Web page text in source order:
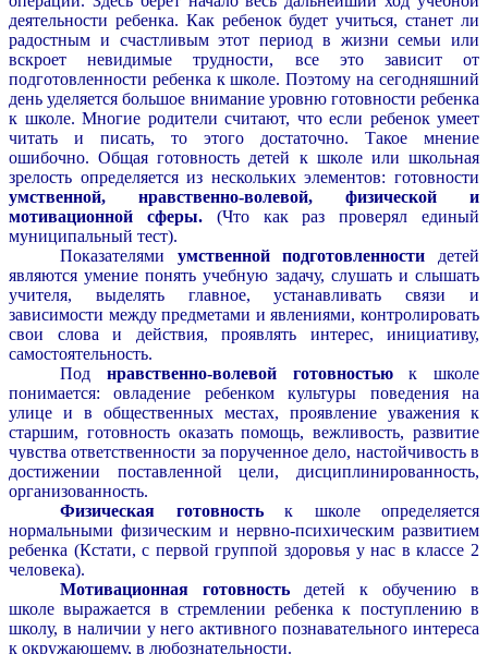
деятельности ребенка. Как ребенок будет учиться, станет ли
радостным и счастливым этот период в жизни семьи или
вскроет невидимые трудности, все это зависит от
подготовленности ребенка к школе. Поэтому на сегодняшний
день уделяется большое внимание уровню готовности ребенка
к школе. Многие родители считают, что если ребенок умеет
читать и писать, то этого достаточно. Такое мнение
ошибочно. Общая готовность детей к школе или школьная
зрелость определяется из нескольких элементов: готовности
умственной, нравственно-волевой, физической и
мотивационной сферы.(Что как раз проверял единый
муниципальный тест).
Показателями умственной подготовленности детей
являются умение понять учебную задачу, слушать и слышать
учителя, выделять главное, устанавливать связи и
зависимости между предметами и явлениями, контролировать
свои слова и действия, проявлять интерес, инициативу,
самостоятельность.
Под нравственно-волевой готовностьюк школе
понимается: овладение ребенком культуры поведения на
улице и в общественных местах, проявление уважения к
старшим, готовность оказать помощь, вежливость, развитие
чувства ответственности за порученное дело, настойчивость в
достижении поставленной цели, дисциплинированность,
организованность.
Физическая готовностьк школе определяется
нормальными физическим и нервно-психическим развитием
ребенка (Кстати, с первой группой здоровья у нас в классе 2
человека).
Мотивационная готовность детей к обучению в
школе выражается в стремлении ребенка к поступлению в
школу, в наличии у него активного познавательного интереса
к окружающему, в любознательности.